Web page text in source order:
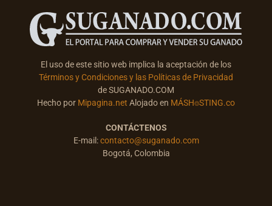
El uso de este sitio web implica la aceptación de los
Términos y Condiciones y las Políticas de Privacidad
de SUGANADO.COM
Hecho por Mipagina.net Alojado en MÁSH⌾STING.co
CONTÁCTENOS
E-mail:contacto@suganado.com
Bogotá, Colombia